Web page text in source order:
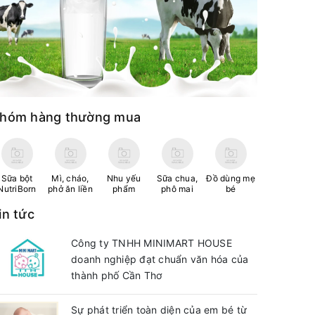
hàng thường mua
Sữa bột
Mì, cháo,
phở ăn liền
Nhu yếu
phẩm
Sữa chua,
phô mai
Đồ dùng mẹ
bé
tức
Công ty TNHH MINIMART HOUSE
doanh nghiệp đạt chuẩn văn hóa của
thành phố Cần Thơ
Sự phát triển toàn diện của em bé từ